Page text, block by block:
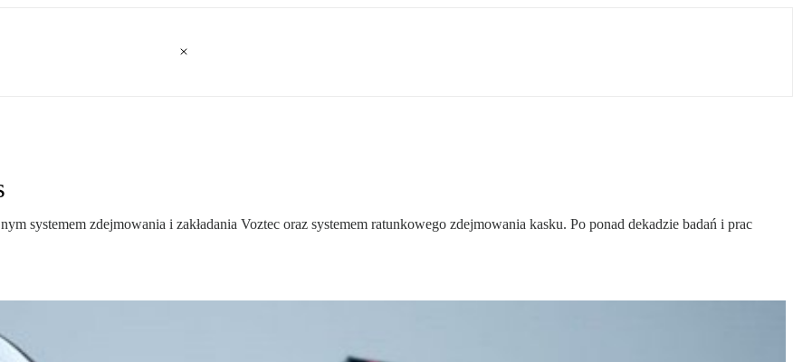
systemem zdejmowania i zakładania Voztec oraz systemem ratunkowego zdejmowania kasku. Po ponad dekadzie badań i prac